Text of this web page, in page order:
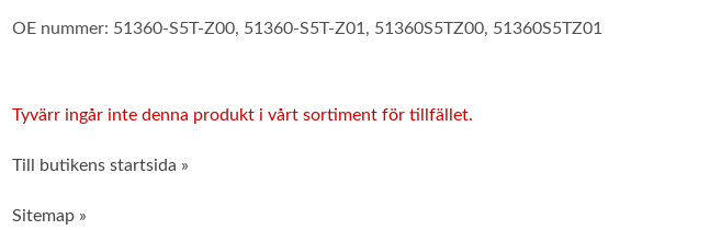
OE nummer: 51360-S5T-Z00, 51360-S5T-Z01, 51360S5TZ00, 51360S5TZ01
Tyvärr ingår inte denna produkt i vårt sortiment för tillfället.
Till butikens startsida »
Sitemap »